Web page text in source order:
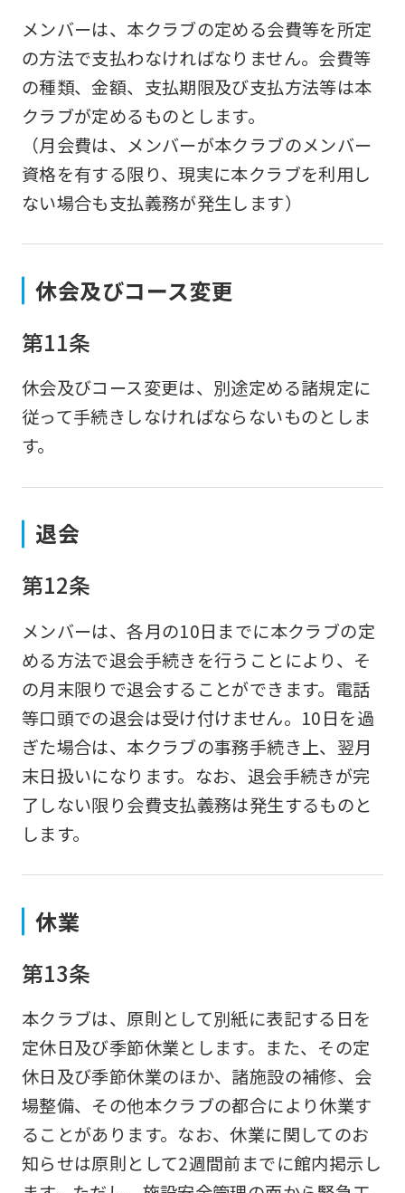
メンバーは、本クラブの定める会費等を所定
の方法で支払わなければなりません。会費等
の種類、金額、支払期限及び支払方法等は本
クラブが定めるものとします。
（月会費は、メンバーが本クラブのメンバー
資格を有する限り、現実に本クラブを利用し
ない場合も支払義務が発生します）
休会及びコース変更
第11条
休会及びコース変更は、別途定める諸規定に
従って手続きしなければならないものとしま
す。
退会
第12条
メンバーは、各月の10日までに本クラブの定
める方法で退会手続きを行うことにより、そ
の月末限りで退会することができます。電話
等口頭での退会は受け付けません。10日を過
ぎた場合は、本クラブの事務手続き上、翌月
末日扱いになります。なお、退会手続きが完
了しない限り会費支払義務は発生するものと
します。
休業
第13条
本クラブは、原則として別紙に表記する日を
定休日及び季節休業とします。また、その定
休日及び季節休業のほか、諸施設の補修、会
場整備、その他本クラブの都合により休業す
ることがあります。なお、休業に関してのお
知らせは原則として2週間前までに館内掲示し
official
website
is
automatically
translated
into
English.
Click
link
automatic
translation)
However,
if
you
use
an
automatic
translation
service,
Japanese
will
be
translated
mechanically,
so
it